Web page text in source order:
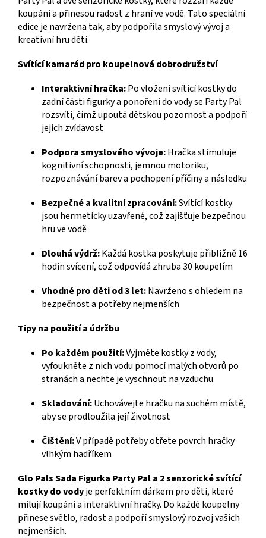
koupání a přinesou radost z hraní ve vodě. Tato speciální
edice je navržena tak, aby podpořila smyslový vývoj a
kreativní hru dětí.
Svítící kamarád pro koupelnová dobrodružství
Interaktivní hračka:Po vložení svítící kostky do
zadní části figurky a ponoření do vody se Party Pal
rozsvítí, čímž upoutá dětskou pozornost a podpoří
jejich zvídavost
Podpora smyslového vývoje:Hračka stimuluje
kognitivní schopnosti, jemnou motoriku,
rozpoznávání barev a pochopení příčiny a následku
Bezpečné a kvalitní zpracování:Svítící kostky
jsou hermeticky uzavřené, což zajišťuje bezpečnou
hru ve vodě
Dlouhá výdrž:Každá kostka poskytuje přibližně 16
hodin svícení, což odpovídá zhruba 30 koupelím
Vhodné pro děti od 3 let:Navrženo s ohledem na
bezpečnost a potřeby nejmenších
Tipy na použití a údržbu
Po každém použití:Vyjměte kostky z vody,
vyfoukněte z nich vodu pomocí malých otvorů po
stranách a nechte je vyschnout na vzduchu
Skladování:Uchovávejte hračku na suchém místě,
aby se prodloužila její životnost
Čištění:V případě potřeby otřete povrch hračky
vlhkým hadříkem
Glo Pals Sada Figurka Party Pal a 2 senzorické svítící
kostky do vodyje perfektním dárkem pro děti, které
milují koupání a interaktivní hračky. Do každé koupelny
přinese světlo, radost a podpoří smyslový rozvoj vašich
nejmenších.